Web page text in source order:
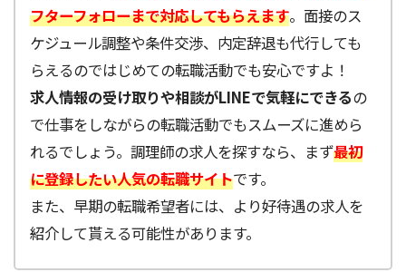
フターフォローまで対応してもらえます。面接のス
ケジュール調整や条件交渉、内定辞退も代行しても
らえるのではじめての転職活動でも安心ですよ！
求人情報の受け取りや相談がLINEで気軽にできるの
で仕事をしながらの転職活動でもスムーズに進めら
れるでしょう。調理師の求人を探すなら、まず最初
に登録したい人気の転職サイトです。
また、早期の転職希望者には、より好待遇の求人を
紹介して貰える可能性があります。